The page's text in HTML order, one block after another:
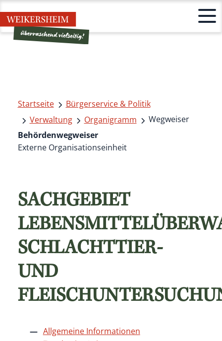
Startseite
Bürgerservice & Politik
Verwaltung
Organigramm
Wegweiser
Behördenwegweiser
Externe Organisationseinheit
SACHGEBIET
SCHLACHTTIER-
UND
Allgemeine Informationen